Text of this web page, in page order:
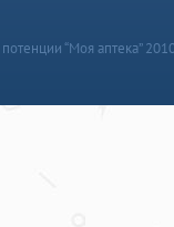
“Моя аптека”